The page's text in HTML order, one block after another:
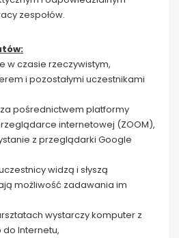
zespołów.
w czasie rzeczywistym,
i pozostałymi uczestnikami
pośrednictwem platformy
internetowej (ZOOM),
z przeglądarki Google
widzą i słyszą
możliwość zadawania im
wystarczy komputer z
do Internetu,